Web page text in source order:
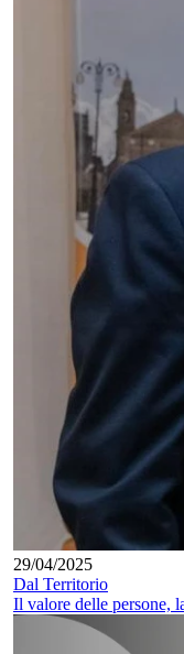
29/04/2025
Dal Territorio
Il valore delle persone,